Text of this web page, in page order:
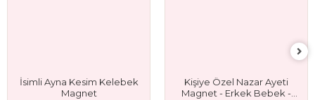
İsimli Ayna Kesim Kelebek
Magnet
Kişiye Özel Nazar Ayeti
Magnet - Erkek Bebek -